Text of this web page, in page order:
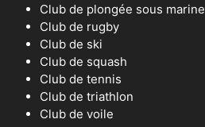
Club de plongée sous marine
Club de rugby
Club de ski
Club de squash
Club de tennis
Club de triathlon
Club de voile